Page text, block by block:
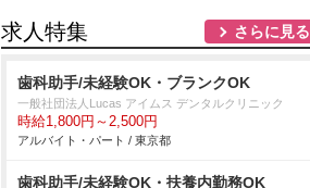
求人特集 さらに見る
歯科助手/未経験OK・ブランクOK
一般社団法人Lucas アイムス デンタルクリニック
時給1,800円～2,500円
アルバイト・パート / 東京都
歯科助手/未経験OK・扶養内勤務OK